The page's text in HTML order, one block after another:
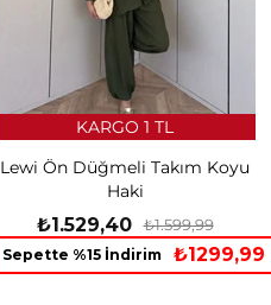
Lewi Ön Düğmeli Takım Koyu
Haki
₺1.529,40 ₺1.599,99
Sepette %15 İndirim ₺1299,99
KARGO 1 TL